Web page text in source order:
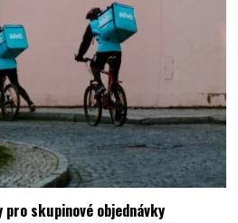
skupinové objednávky